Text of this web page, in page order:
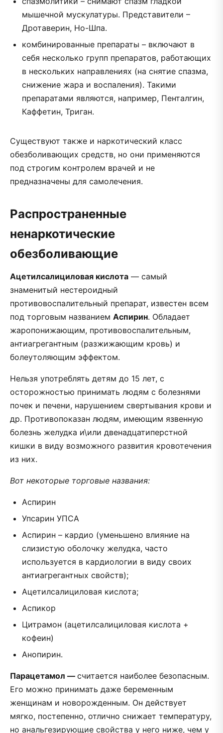
мышечной мускулатуры. Представители –
Дротаверин, Но-Шпа.
комбинированные препараты – включают в
себя несколько групп препаратов, работающих
в нескольких направлениях (на снятие спазма,
снижение жара и воспаления). Такими
препаратами являются, например, Пенталгин,
Каффетин, Триган.
Существуют также и наркотический класс
обезболивающих средств, но они применяются
под строгим контролем врачей и не
предназначены для самолечения.
Распространенные
ненаркотические
обезболивающие
Ацетилсалициловая кислота — самый
знаменитый нестероидный
противовоспалительный препарат, известен всем
под торговым названием Аспирин. Обладает
жаропонижающим, противовоспалительным,
антиагрегантным (разжижающим кровь) и
болеутоляющим эффектом.
Нельзя употреблять детям до 15 лет, с
осторожностью принимать людям с болезнями
почек и печени, нарушением свертывания крови и
др. Противопоказан людям, имеющим язвенную
болезнь желудка и\или двенадцатиперстной
кишки в виду возможного развития кровотечения
из них.
Вот некоторые торговые названия:
Аспирин
Упсарин УПСА
Аспирин – кардио (уменьшено влияние на
слизистую оболочку желудка, часто
используется в кардиологии в виду своих
антиагрегантных свойств);
Ацетилсалициловая кислота;
Аспикор
Цитрамон (ацетилсалициловая кислота +
кофеин)
Анопирин.
Парацетамол — считается наиболее безопасным.
Его можно принимать даже беременным
женщинам и новорожденным. Он действует
мягко, постепенно, отлично снижает температуру,
но анальгезирующие свойства у него ниже, чем у